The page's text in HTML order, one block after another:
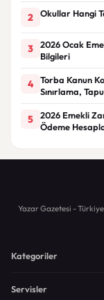
2 Okullar Hangi
3
2026 Ocak
Bilgileri
4
Torba Kanun
Sınırlama,
5
2026 Emekli
Ödeme
Yazar Gazetesi -
Kategoriler
Servisler